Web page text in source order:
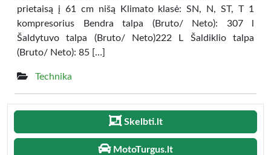
prietaisą į 61 cm nišą Klimato klasė: SN, N, ST, T 1
kompresorius Bendra talpa (Bruto/ Neto): 307 l
Šaldytuvo talpa (Bruto/ Neto)222 L Šaldiklio talpa
(Bruto/ Neto): 85 […]
Technika
Skelbti.lt
MotoTurgus.lt